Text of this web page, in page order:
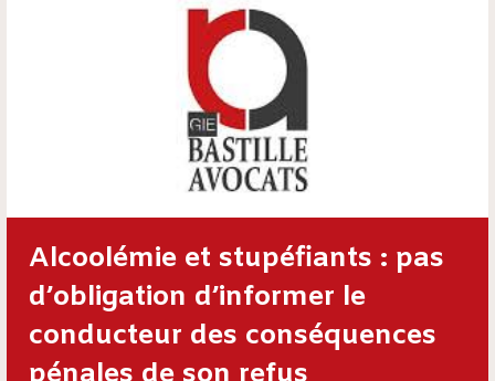
Alcoolémie et stupéfiants : pas
d’obligation d’informer le
conducteur des conséquences